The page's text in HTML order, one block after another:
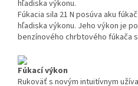
hľadiska výkonu.
Fúkacia sila 21 N posúva aku
hľadiska výkonu. Jeho výkon je
benzínového chrbtového fúkača
Fúkací výkon
Rukoväť s novým intuitívnym